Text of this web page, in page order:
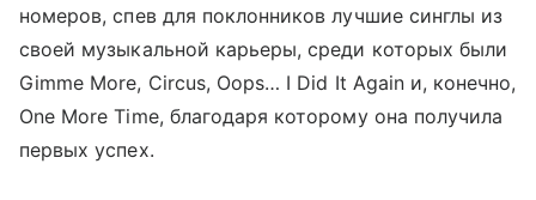
номеров, спев для поклонников лучшие синглы из
своей музыкальной карьеры, среди которых были
Gimme More, Circus, Oops… I Did It Again и, конечно,
One More Time, благодаря которому она получила
первых успех.